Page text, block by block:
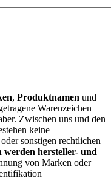
, Produktnamen und
Warenzeichen
Zwischen uns und den
keine
oder sonstigen rechtlichen
werden hersteller- und
von Marken oder